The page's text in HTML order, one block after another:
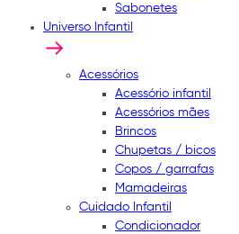
Sabonetes
Universo Infantil
Acessórios
Acessório infantil
Acessórios mães
Brincos
Chupetas / bicos
Copos / garrafas
Mamadeiras
Cuidado Infantil
Condicionador